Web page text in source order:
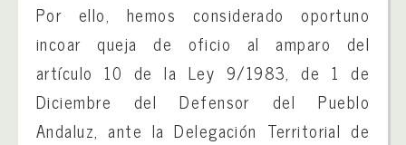
Por ello, hemos considerado oportuno
incoar queja de oficio al amparo del
artículo 10 de la Ley 9/1983, de 1 de
Diciembre del Defensor del Pueblo
Andaluz, ante la Delegación Territorial de